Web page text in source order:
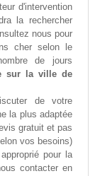
d'intervention
la rechercher
nous pour
cher selon le
de jours
sur la ville de
de votre
la plus adaptée
gratuit et pas
vos besoins)
pour la
contacter en